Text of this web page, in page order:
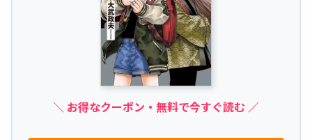
＼ お得なクーポン・無料で今すぐ読む ／